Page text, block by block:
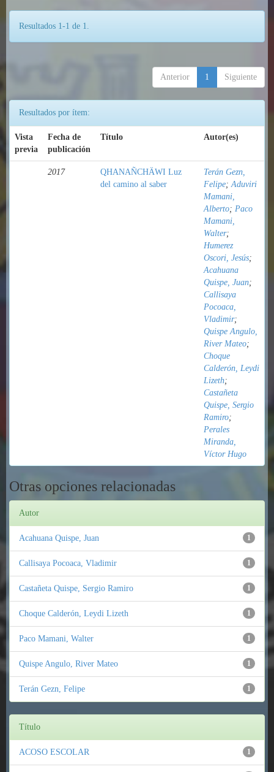
Resultados 1-1 de 1.
Anterior 1 Siguiente
Resultados por ítem:
Vista
previa
Fecha de
publicación
Título Autor(es)
2017
QHANAÑCHÄWI Luz
del camino al saber
Terán Gezn,
Felipe;Aduviri
Mamani,
Alberto; Paco
Mamani,
Walter;
Humerez
Oscori, Jesús;
Acahuana
Quispe, Juan;
Callisaya
Pocoaca,
Vladimir;
Quispe Angulo,
River Mateo;
Choque
Calderón, Leydi
Lizeth;
Castañeta
Quispe, Sergio
Ramiro;
Perales
Miranda,
Víctor Hugo
Otras opciones relacionadas
Autor
1
Acahuana Quispe, Juan
1
Callisaya Pocoaca, Vladimir
1
Castañeta Quispe, Sergio Ramiro
1
Choque Calderón, Leydi Lizeth
1
Paco Mamani, Walter
1
Quispe Angulo, River Mateo
1
Terán Gezn, Felipe
Título
1
ACOSO ESCOLAR